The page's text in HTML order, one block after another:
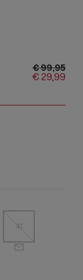
€99,95
€29,99
41